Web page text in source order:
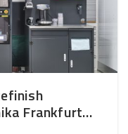
Frankfurt